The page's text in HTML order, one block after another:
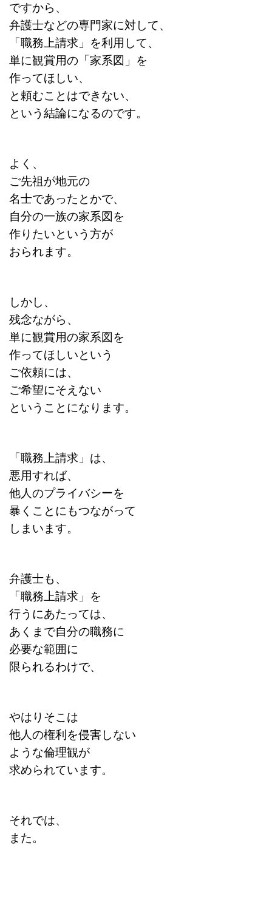
ですから、
弁護士などの専門家に対して、
「職務上請求」を利用して、
単に観賞用の「家系図」を
作ってほしい、
と頼むことはできない、
という結論になるのです。
よく、
ご先祖が地元の
名士であったとかで、
自分の一族の家系図を
作りたいという方が
おられます。
しかし、
残念ながら、
単に観賞用の家系図を
作ってほしいという
ご依頼には、
ご希望にそえない
ということになります。
「職務上請求」は、
悪用すれば、
他人のプライバシーを
暴くことにもつながって
しまいます。
弁護士も、
「職務上請求」を
行うにあたっては、
あくまで自分の職務に
必要な範囲に
限られるわけで、
やはりそこは
他人の権利を侵害しない
ような倫理観が
求められています。
それでは、
また。